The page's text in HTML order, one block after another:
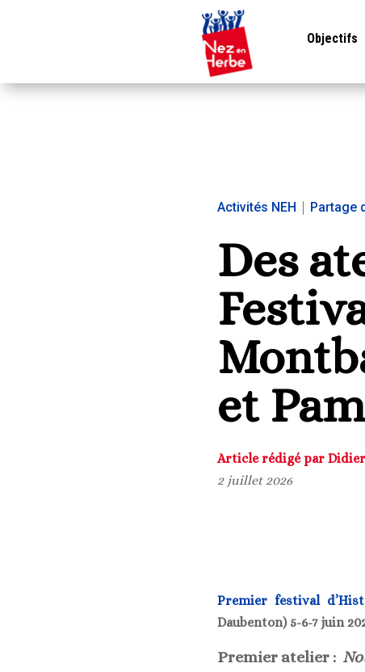
Objectifs
Activités NEH Partage
Des
et
Article rédigé par Didier
2 juillet 2026
Premier festival
Daubenton) 5-6-7 juin
Premier atelier :